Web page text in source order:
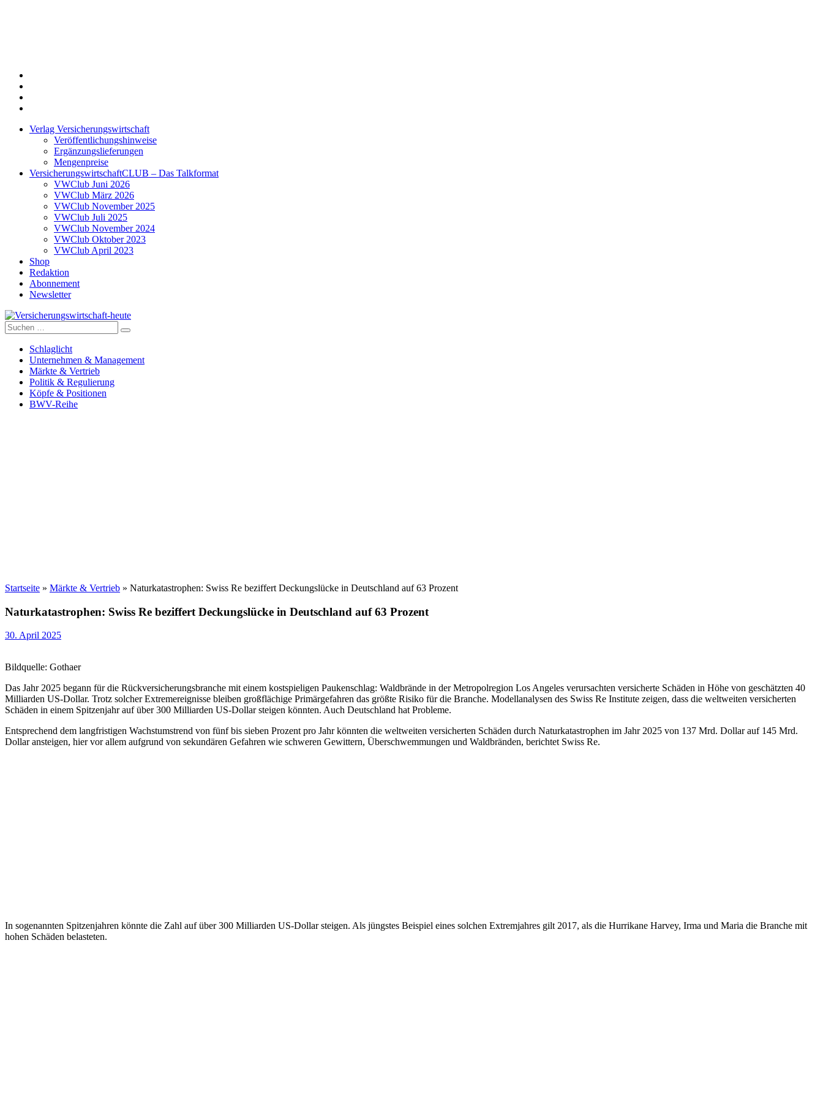
Verlag Versicherungswirtschaft
Veröffentlichungshinweise
Ergänzungslieferungen
Mengenpreise
VersicherungswirtschaftCLUB – Das Talkformat
VWClub Juni 2026
VWClub März 2026
VWClub November 2025
VWClub Juli 2025
VWClub November 2024
VWClub Oktober 2023
VWClub April 2023
Shop
Redaktion
Abonnement
Newsletter
Versicherungswirtschaft-heute
Suche
nach:
Schlaglicht
Unternehmen & Management
Märkte & Vertrieb
Politik & Regulierung
Köpfe & Positionen
BWV-Reihe
Startseite » Märkte & Vertrieb » Naturkatastrophen: Swiss Re beziffert Deckungslücke in Deutschland auf 63 Prozent
Naturkatastrophen: Swiss Re beziffert Deckungslücke in Deutschland auf 63 Prozent
30. April 2025
Bildquelle: Gothaer
Das Jahr 2025 begann für die Rückversicherungsbranche mit einem kostspieligen Paukenschlag: Waldbrände in der Metropolregion Los Angeles verursachten versicherte Schäden in Höhe von geschätzten 40
Milliarden US-Dollar. Trotz solcher Extremereignisse bleiben großflächige Primärgefahren das größte Risiko für die Branche. Modellanalysen des Swiss Re Institute zeigen, dass die weltweiten versicherten
Schäden in einem Spitzenjahr auf über 300 Milliarden US-Dollar steigen könnten. Auch Deutschland hat Probleme.
Entsprechend dem langfristigen Wachstumstrend von fünf bis sieben Prozent pro Jahr könnten die weltweiten versicherten Schäden durch Naturkatastrophen im Jahr 2025 von 137 Mrd. Dollar auf 145 Mrd.
Dollar ansteigen, hier vor allem aufgrund von sekundären Gefahren wie schweren Gewittern, Überschwemmungen und Waldbränden, berichtet Swiss Re.
In sogenannten Spitzenjahren könnte die Zahl auf über 300 Milliarden US-Dollar steigen. Als jüngstes Beispiel eines solchen Extremjahres gilt 2017, als die Hurrikane Harvey, Irma und Maria die Branche mit
hohen Schäden belasteten.